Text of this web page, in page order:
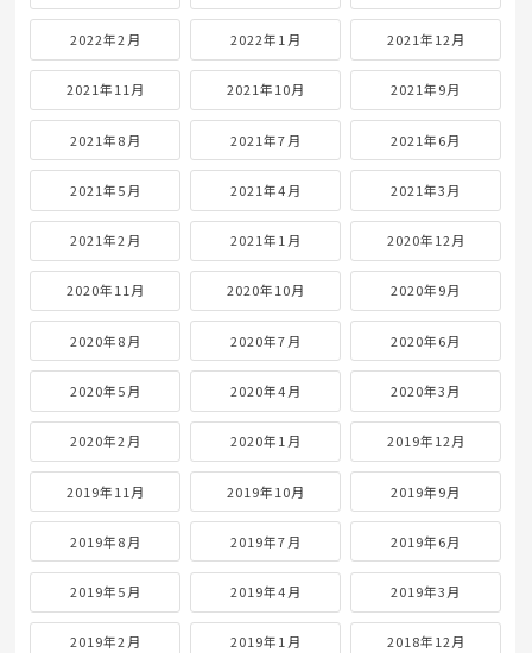
2022年2月 2022年1月 2021年12月
2021年11月 2021年10月 2021年9月
2021年8月 2021年7月 2021年6月
2021年5月 2021年4月 2021年3月
2021年2月 2021年1月 2020年12月
2020年11月 2020年10月 2020年9月
2020年8月 2020年7月 2020年6月
2020年5月 2020年4月 2020年3月
2020年2月 2020年1月 2019年12月
2019年11月 2019年10月 2019年9月
2019年8月 2019年7月 2019年6月
2019年5月 2019年4月 2019年3月
2019年2月 2019年1月 2018年12月